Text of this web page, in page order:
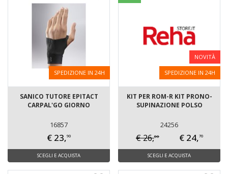
SPEDIZIONE IN 24H
SANICO TUTORE EPITACT
CARPAL'GO GIORNO
16857
€ 23,90
SCEGLI E ACQUISTA
NOVITÀ
SPEDIZIONE IN 24H
KIT PER ROM-R KIT PRONO-
SUPINAZIONE POLSO
24256
€ 26,00 € 24,70
SCEGLI E ACQUISTA